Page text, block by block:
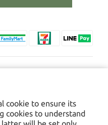
cookie to ensure its
cookies to understand